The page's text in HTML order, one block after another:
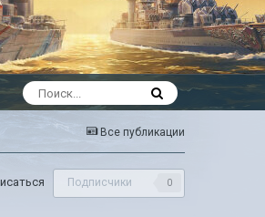
Все публикации
Подписчики 0